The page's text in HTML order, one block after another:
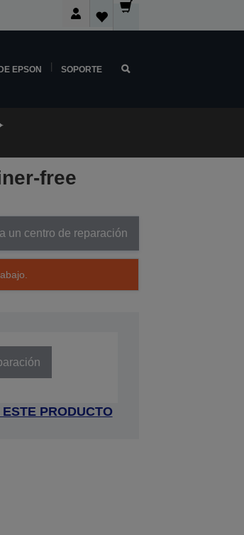
EPSON SOPORTE
free
un centro de reparación
PRODUCTO